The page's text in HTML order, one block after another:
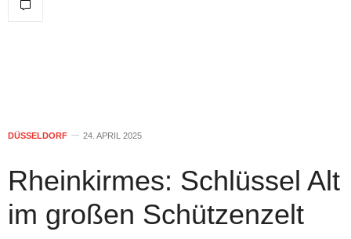
DÜSSELDORF 24. APRIL 2025
Rheinkirmes: Schlüssel Alt
im großen Schützenzelt